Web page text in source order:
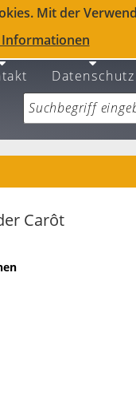
Mit der
Datenschutz
Carôt